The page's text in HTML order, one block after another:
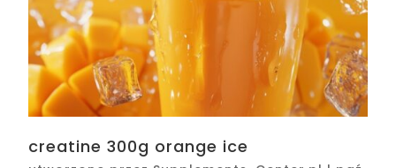
creatine 300g orange ice